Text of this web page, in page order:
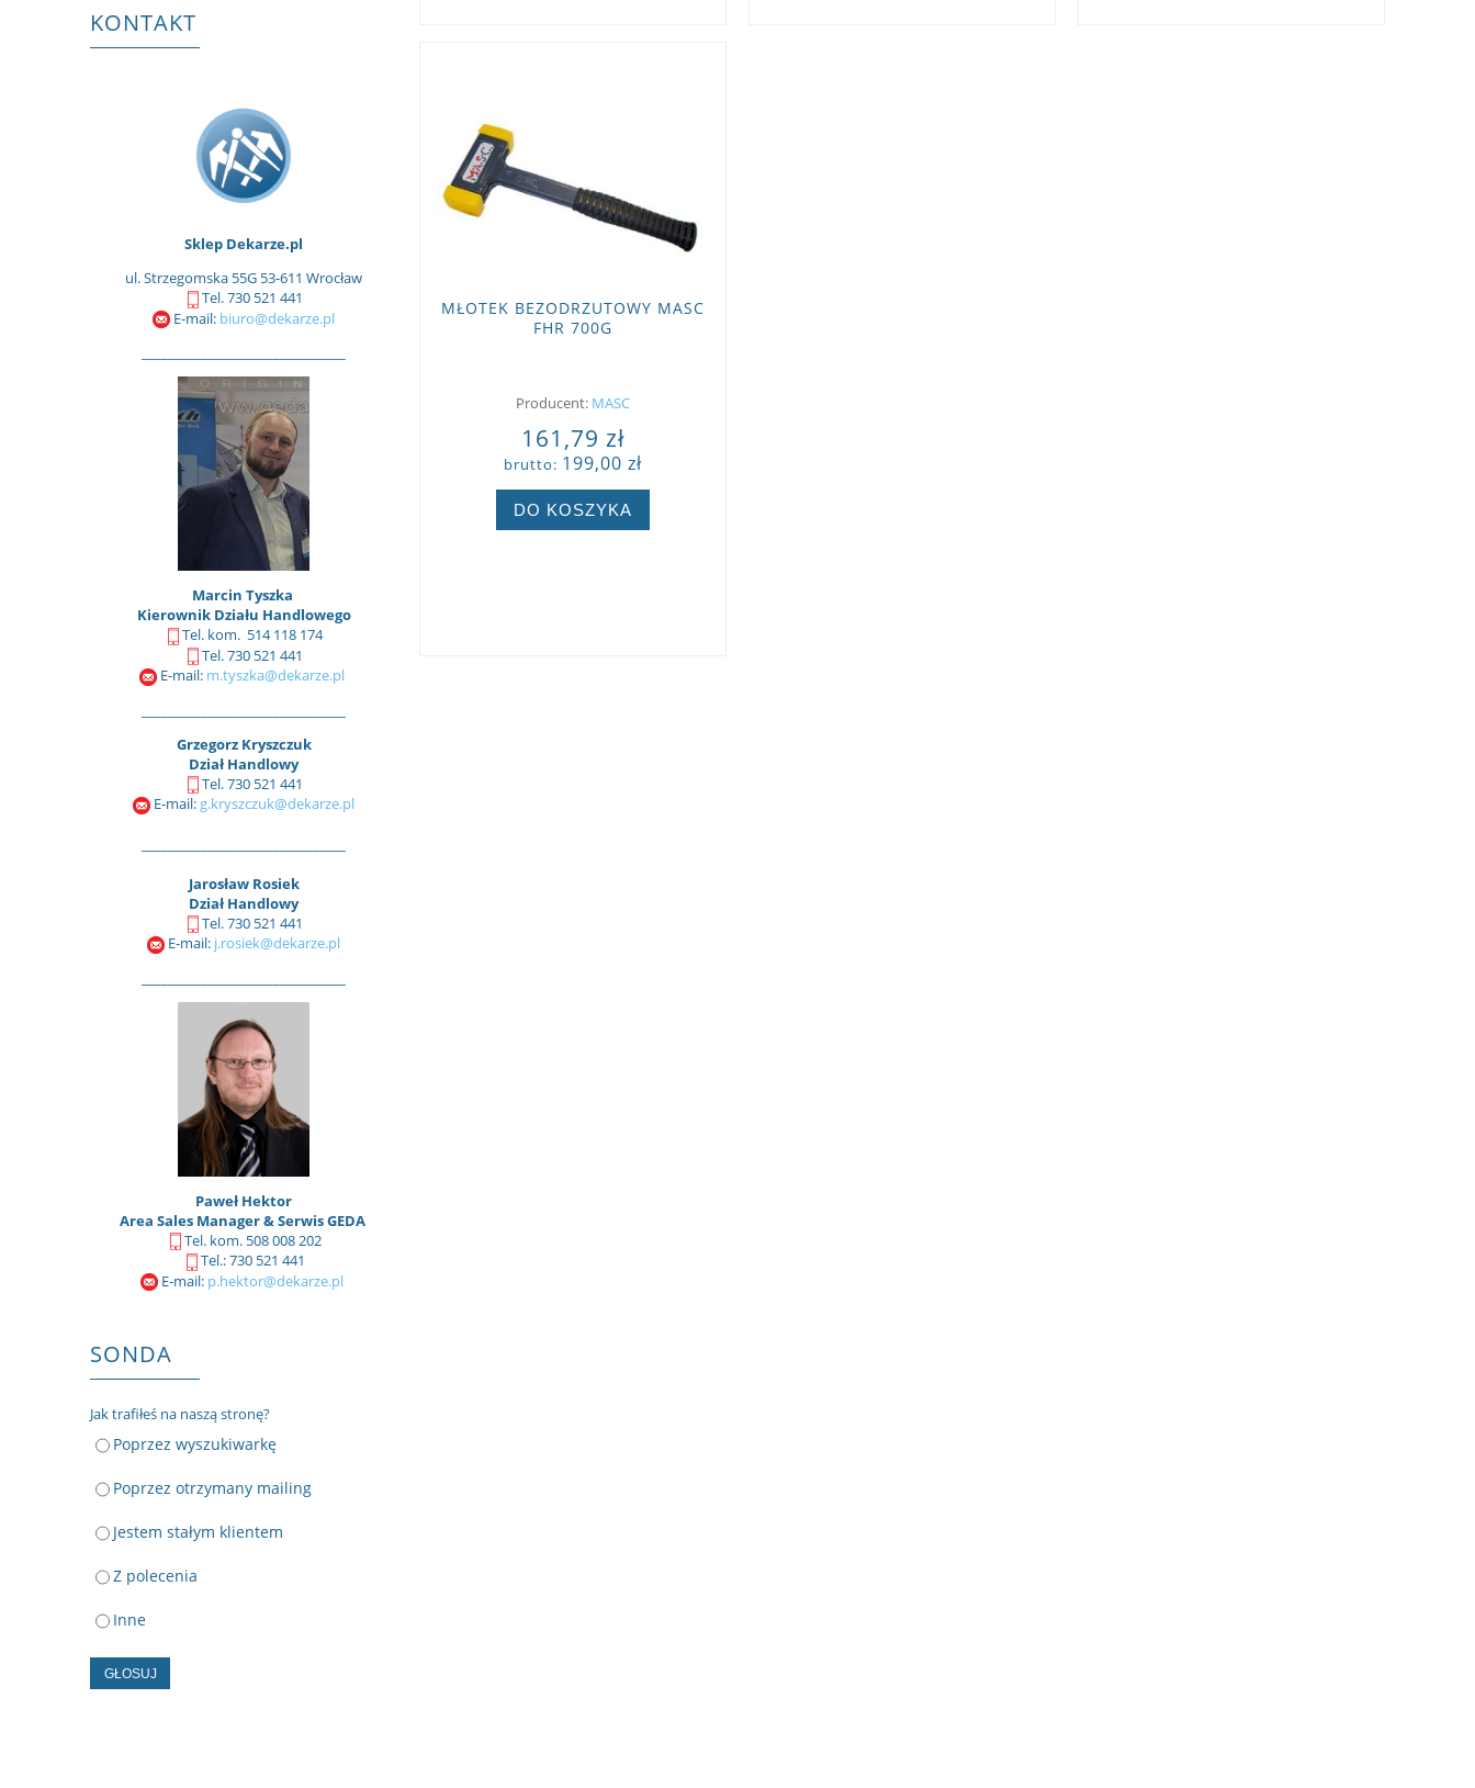
KONTAKT
Sklep Dekarze.pl
ul. Strzegomska 55G 53-611 Wrocław
Tel. 730 521 441
E-mail: biuro@dekarze.pl
Marcin Tyszka
Kierownik Działu Handlowego
Tel. kom. 514 118 174
Tel. 730 521 441
E-mail: m.tyszka@dekarze.pl
Grzegorz Kryszczuk
Dział Handlowy
Tel. 730 521 441
E-mail: g.kryszczuk@dekarze.pl
Jarosław Rosiek
Dział Handlowy
Tel. 730 521 441
E-mail: j.rosiek@dekarze.pl
Paweł Hektor
Area Sales Manager & Serwis GEDA
Tel. kom. 508 008 202
Tel.: 730 521 441
E-mail: p.hektor@dekarze.pl
SONDA
Jak trafiłeś na naszą stronę?
Poprzez wyszukiwarkę
Poprzez otrzymany mailing
Jestem stałym klientem
Z polecenia
Inne
GŁOSUJ
MŁOTEK BEZODRZUTOWY MASC
FHR 700G
Producent: MASC
161,79 zł
brutto: 199,00 zł
DO KOSZYKA